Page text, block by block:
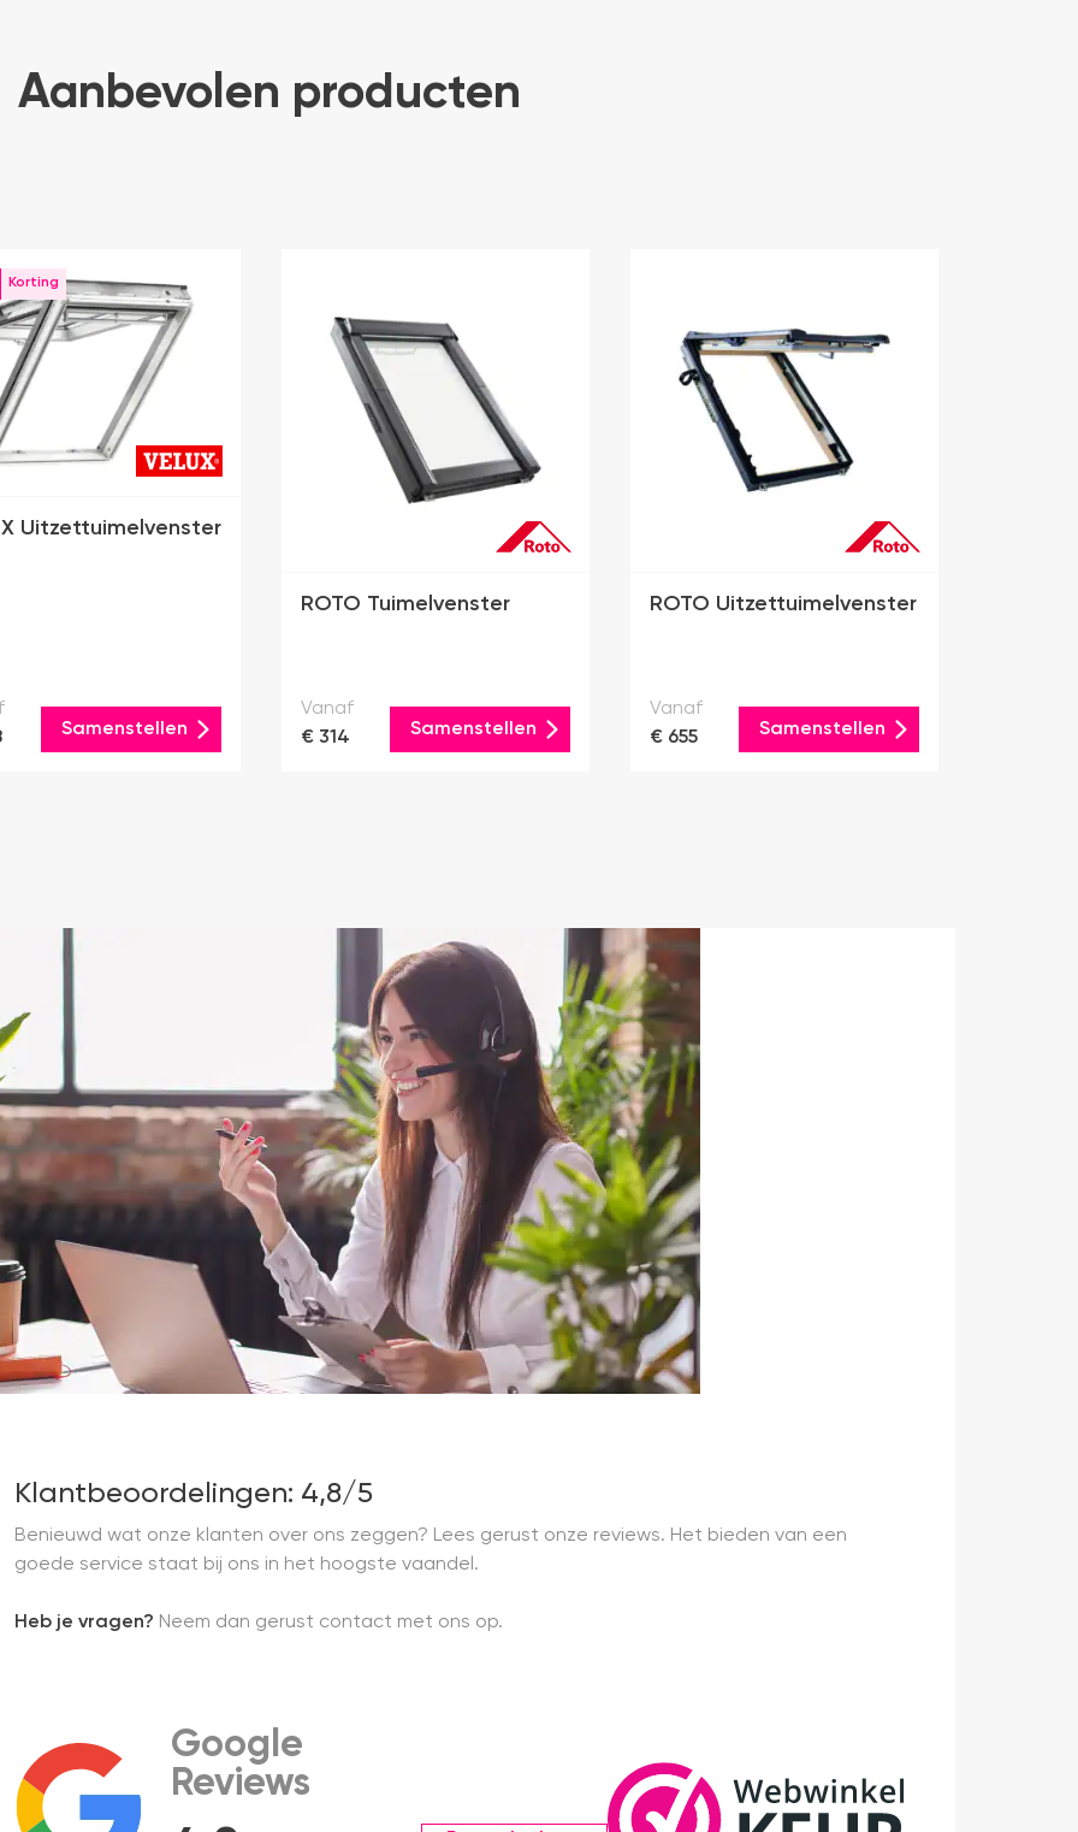
Aanbevolen producten
Uitzettuimelvenster
Samenstellen
ROTO Tuimelvenster
Vanaf
€ 314
Samenstellen
ROTO Uitzettuimelvenster
Vanaf
€ 655
Samenstellen
Klantbeoordelingen: 4,8/5
Benieuwd wat onze klanten over ons zeggen? Lees gerust onze reviews. Het bieden van een
goede service staat bij ons in het hoogste vaandel.
Heb je vragen? Neem dan gerust contact met ons op.
Google
Reviews